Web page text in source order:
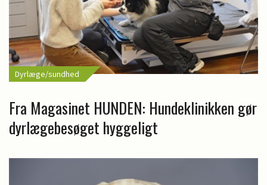
Dyrlæge/sundhed
Fra Magasinet HUNDEN: Hundeklinikken gør
dyrlægebesøget hyggeligt